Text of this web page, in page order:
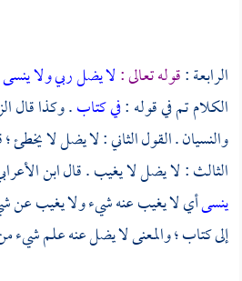
الرابعة :قوله تعالى :لا يضل ربي ولا ينسى
الكلام تم في قوله :في كتاب. وكذا قال
والنسيان . القول الثاني : لا يضل لا يخطئ ؛
الثالث : لا يضل لا يغيب . قالابن
ينسىأي لا يغيب عنه شيء ولا يغيب عن
إلى كتاب ؛ والمعنى لا يضل عنه علم شيء